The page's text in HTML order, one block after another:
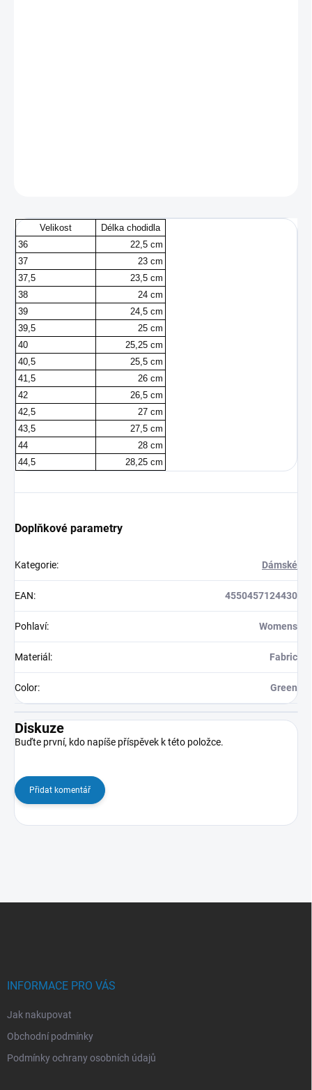
Velikost
Délka chodidla
36
22,5 cm
37
23 cm
37,5
23,5 cm
38
24 cm
39
24,5 cm
39,5
25 cm
40
25,25 cm
40,5
25,5 cm
41,5
26 cm
42
26,5 cm
42,5
27 cm
43,5
27,5 cm
44
28 cm
44,5
28,25 cm
Doplňkové parametry
Kategorie: Dámské
EAN: 4550457124430
Pohlaví: Womens
Materiál : Fabric
Color: Green
Diskuze
Buďte první, kdo napíše příspěvek k této položce.
Přidat komentář
INFORMACE PRO VÁS
Jak nakupovat
Obchodní podmínky
Podmínky ochrany osobních údajů